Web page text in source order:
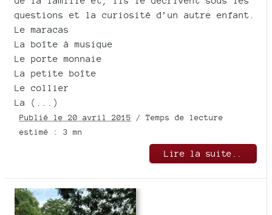
questions et la curiosité d’un autre enfant.
Le maracas
La boîte à musique
Le porte monnaie
La petite boîte
Le collier
La (...)
Publié le 20 avril 2015 / Temps de lecture
estimé : 3 mn
Lire la suite..